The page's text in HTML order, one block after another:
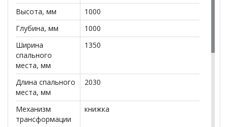
Высота, мм
1000
Глубина, мм
1000
Ширина
спального
места, мм
1350
Длина спального
места, мм
2030
Механизм
трансформации
книжка